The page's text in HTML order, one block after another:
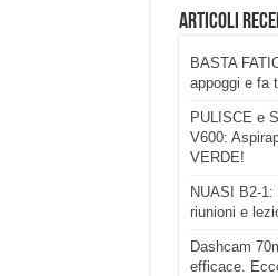
Articoli
BASTA
appoggi e fa
PULISCE e
V600:
VERDE!
NUASI B2-
riunioni e
Dashcam
efficace.